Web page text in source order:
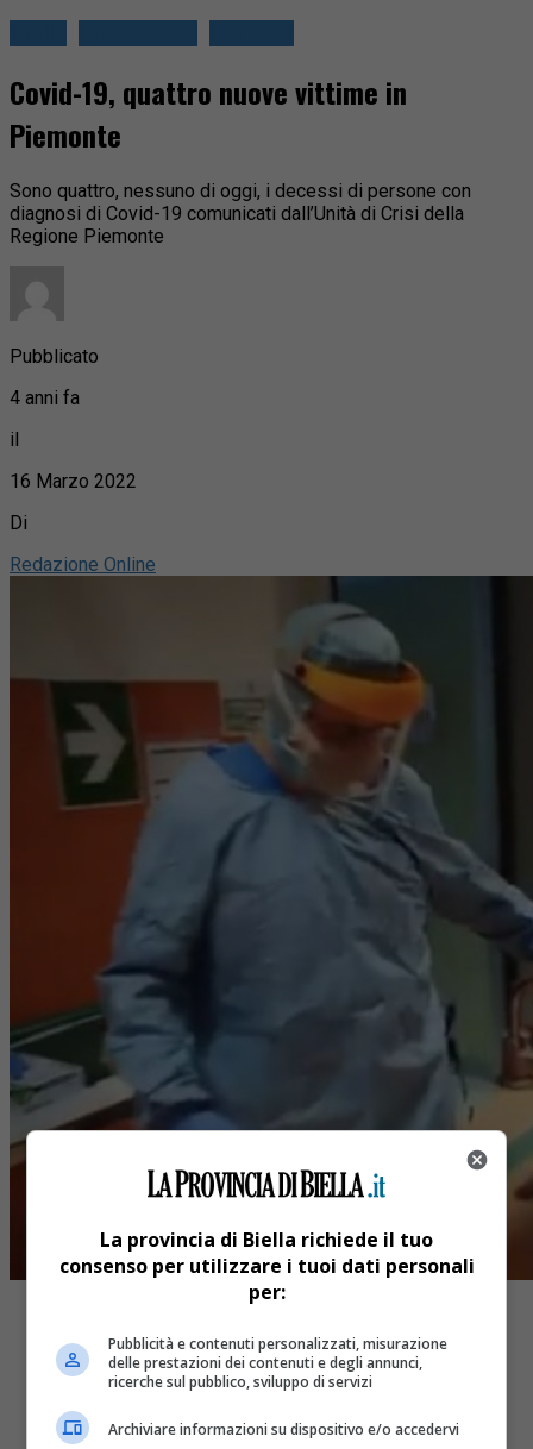
Covid-19, quattro nuove vittime in
Piemonte
Sono quattro, nessuno di oggi, i decessi di persone con
diagnosi di Covid-19 comunicati dall’Unità di Crisi della
Regione Piemonte
Pubblicato
4 anni fa
il
16 Marzo 2022
Di
Redazione Online
Share
La provincia di Biella richiede il tuo
consenso per utilizzare i tuoi dati personali
per:
Pubblicità e contenuti personalizzati, misurazione
delle prestazioni dei contenuti e degli annunci,
ricerche sul pubblico, sviluppo di servizi
Archiviare informazioni su dispositivo e/o accedervi